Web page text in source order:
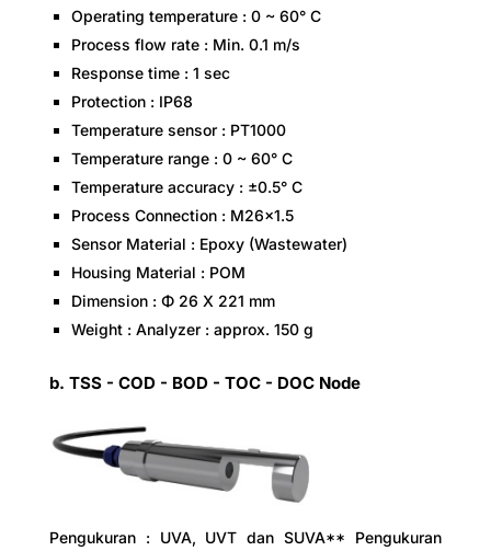
Operating temperature : 0 ~ 60° C
Process flow rate : Min. 0.1 m/s
Response time : 1 sec
Protection : IP68
Temperature sensor : PT1000
Temperature range : 0 ~ 60° C
Temperature accuracy : ±0.5° C
Process Connection : M26x1.5
Sensor Material : Epoxy (Wastewater)
Housing Material : POM
Dimension : Φ 26 Χ 221 mm
Weight : Analyzer : approx. 150 g
b. TSS - COD - BOD - TOC - DOC Node
Pengukuran : UVA, UVT dan SUVA** Pengukuran